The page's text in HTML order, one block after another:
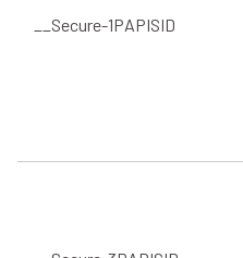
__Secure-1PAPISID